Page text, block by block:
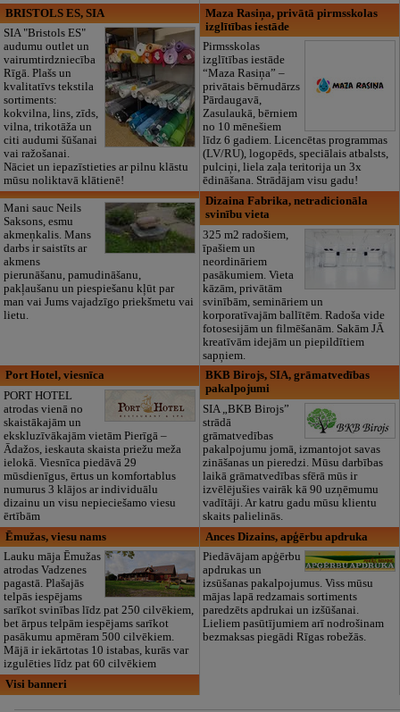
BRISTOLS ES, SIA
SIA "Bristols ES"
audumu outlet un
vairumtirdzniecība
Rīgā. Plašs un
kvalitatīvs tekstila
sortiments:
kokvilna, lins, zīds,
vilna, trikotāža un
citi audumi šūšanai
vai ražošanai.
Nāciet un iepazīstieties ar pilnu klāstu
mūsu noliktavā klātienē!
Maza Rasiņa, privātā pirmsskolas
izglītības iestāde
Pirmsskolas
izglītības iestāde
“Maza Rasiņa” –
privātais bērnudārzs
Pārdaugavā,
Zasulaukā, bērniem
no 10 mēnešiem
līdz 6 gadiem. Licencētas programmas
(LV/RU), logopēds, speciālais atbalsts,
pulciņi, liela zaļa teritorija un 3x
ēdināšana. Strādājam visu gadu!
Mani sauc Neils
Saksons, esmu
akmeņkalis. Mans
darbs ir saistīts ar
akmens
pierunāšanu, pamudināšanu,
pakļaušanu un piespiešanu kļūt par
man vai Jums vajadzīgo priekšmetu vai
lietu.
Dizaina Fabrika, netradicionāla
svinību vieta
325 m2 radošiem,
īpašiem un
neordināriem
pasākumiem. Vieta
kāzām, privātām
svinībām, semināriem un
korporatīvajām ballītēm. Radoša vide
fotosesijām un filmēšanām. Sakām JĀ
kreatīvām idejām un piepildītiem
sapņiem.
Port Hotel, viesnīca
PORT HOTEL
atrodas vienā no
skaistākajām un
ekskluzīvākajām vietām Pierīgā –
Ādažos, ieskauta skaista priežu meža
ielokā. Viesnīca piedāvā 29
mūsdienīgus, ērtus un komfortablus
numurus 3 klājos ar individuālu
dizainu un visu nepieciešamo viesu
ērtībām
BKB Birojs, SIA, grāmatvedības
pakalpojumi
SIA „BKB Birojs”
strādā
grāmatvedības
pakalpojumu jomā, izmantojot savas
zināšanas un pieredzi. Mūsu darbības
laikā grāmatvedības sfērā mūs ir
izvēlējušies vairāk kā 90 uzņēmumu
vadītāji. Ar katru gadu mūsu klientu
skaits palielinās.
Ēmužas, viesu nams
Lauku māja Ēmužas
atrodas Vadzenes
pagastā. Plašajās
telpās iespējams
sarīkot svinības līdz pat 250 cilvēkiem,
bet ārpus telpām iespējams sarīkot
pasākumu apmēram 500 cilvēkiem.
Mājā ir iekārtotas 10 istabas, kurās var
izgulēties līdz pat 60 cilvēkiem
Ances Dizains, apģērbu apdruka
Piedāvājam apģērbu
apdrukas un
izsūšanas pakalpojumus. Viss mūsu
mājas lapā redzamais sortiments
paredzēts apdrukai un izšūšanai.
Lieliem pasūtījumiem arī nodrošinam
bezmaksas piegādi Rīgas robežās.
Visi banneri